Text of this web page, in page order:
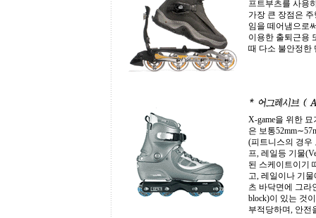
프트부츠를 사용
가장 큰 장점은
임을 떼어냄으로
이용한 출퇴근용
때 다소 불안정한
X-game을 위한
은 보통
(피트니스의 경우
프, 레일등 기물
된 스케이트이기
고, 레일이나 기
츠 바닥면에 그라
block)이 있는 것
부적당하며, 안전